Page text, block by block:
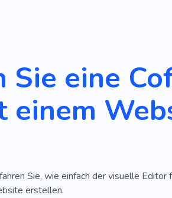
Sie eine
einem
Sie, wie einfach der visuelle Editor
erstellen.